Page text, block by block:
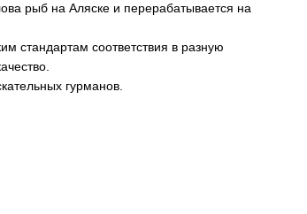
рыб на Аляске и перерабатывается на
стандартам соответствия в разную
гурманов.